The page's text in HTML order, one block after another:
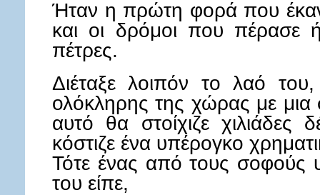
Ήταν η πρώτη φορά που
και οι δρόμοι που πέρασε
πέτρες.
Διέταξε λοιπόν το λαό
ολόκληρης της χώρας με
αυτό θα στοίχιζε
κόστιζε ένα υπέρογκο
Τότε ένας από τους σοφούς
του είπε,